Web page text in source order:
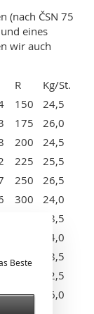
(nach ČSN 75
eines
wir auch
R
Kg/St.
150
24,5
175
26,0
200
24,5
225
25,5
250
26,5
300
24,0
28,5
24,0
450
28,5
32,5
550 26,0
Beste